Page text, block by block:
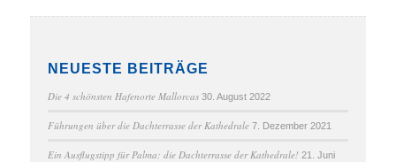
NEUESTE BEITRÄGE
Die 4 schönsten Hafenorte Mallorcas 30. August 2022
Führungen über die Dachterrasse der Kathedrale 7. Dezember 2021
Ein Ausflugstipp für Palma: die Dachterrasse der Kathedrale! 21. Juni